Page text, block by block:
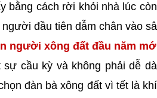
bằng cách rời khỏi nhà lúc
đầu tiên dẫm chân vào
người xông đất đầu năm
sự cầu kỳ và không phải dễ
đàn bà xông đất vì tết là